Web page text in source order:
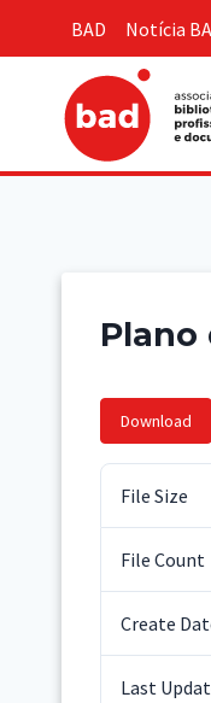
BAD Notícia
Plano
Download
File Size
File Count
Create
Last